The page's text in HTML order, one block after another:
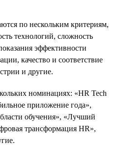
по нескольким критериям,
технологий, сложность
эффективности
качество и соответствие
и другие.
номинациях: «HR Tech
приложение года»,
обучения», «Лучший
трансформация HR»,